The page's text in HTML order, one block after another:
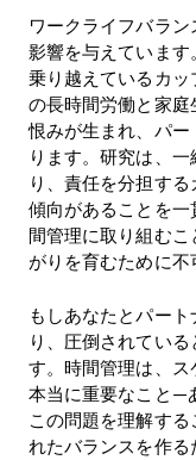
ワークライフバラ
影響を与えていま
乗り越えているカ
の長時間労働と家
恨みが生まれ、パ
ります。研究は、
り、責任を分担す
傾向があることを
間管理に取り組む
がりを育むために不
もしあなたとパー
り、圧倒されてい
す。時間管理は、ス
本当に重要なこと—
この問題を理解す
れたバランスを作る